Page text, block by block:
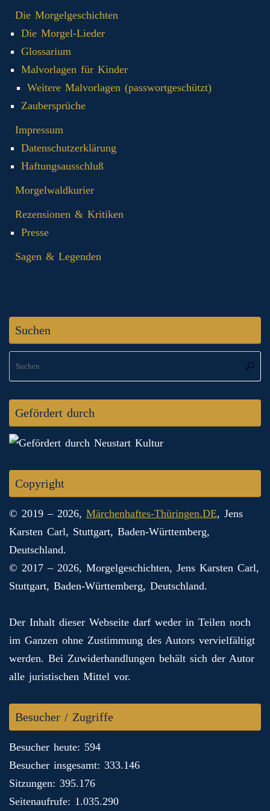
Die Morgelgeschichten
Die Morgel-Lieder
Glossarium
Malvorlagen für Kinder
Weitere Malvorlagen (passwortgeschützt)
Zaubersprüche
Impressum
Datenschutzerklärung
Haftungsausschluß
Morgelwaldkurier
Rezensionen & Kritiken
Presse
Sagen & Legenden
Suchen
Gefördert durch
Copyright
© 2019 – 2026, Märchenhaftes-Thüringen.DE, Jens
Karsten Carl, Stuttgart, Baden-Württemberg,
Deutschland.
© 2017 – 2026, Morgelgeschichten, Jens Karsten Carl,
Stuttgart, Baden-Württemberg, Deutschland.
Der Inhalt dieser Webseite darf weder in Teilen noch
im Ganzen ohne Zustimmung des Autors vervielfältigt
werden. Bei Zuwiderhandlungen behält sich der Autor
alle juristischen Mittel vor.
Besucher / Zugriffe
Besucher heute: 594
Besucher insgesamt: 333.146
Sitzungen: 395.176
Seitenaufrufe: 1.035.290